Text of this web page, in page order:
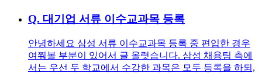
Q. 대기업 서류 이수교과목 등록
안녕하세요 삼성 서류 이수교과목 등록 중 편입한 경우
여쭤볼 부분이 있어서 글 올렷습니다. 삼성 채용팀 측에
서는 우선 두 학교에서 수강한 과목은 모두 등록을 하되,